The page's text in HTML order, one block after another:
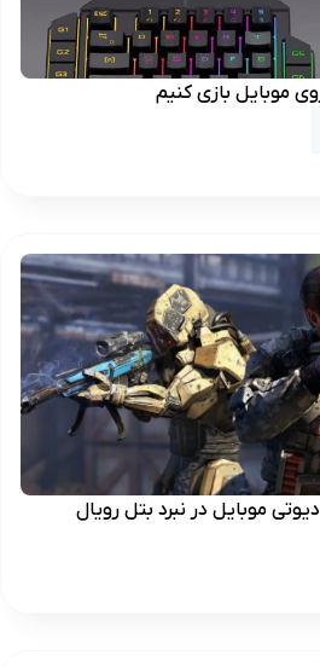
موبایل بازی کنیم
موبایل در نبرد بتل رویال